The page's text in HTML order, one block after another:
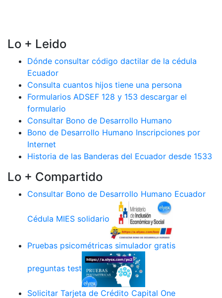
Lo + Leido
Dónde consultar código dactilar de la cédula
Ecuador
Consulta cuantos hijos tiene una persona
Formularios ADSEF 128 y 153 descargar el
formulario
Consultar Bono de Desarrollo Humano
Bono de Desarrollo Humano Inscripciones por
Internet
Historia de las Banderas del Ecuador desde 1533
Lo + Compartido
Consultar Bono de Desarrollo Humano Ecuador
Cédula MIES solidario
Pruebas psicométricas simulador gratis
preguntas test
Solicitar Tarjeta de Crédito Capital One